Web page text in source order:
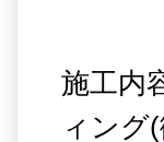
施工内
ィング